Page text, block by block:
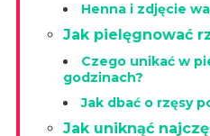
Henna i zdjęcie
Jak pielęgnować
Czego unikać w
godzinach?
Jak dbać o rzęsy
Jak uniknąć